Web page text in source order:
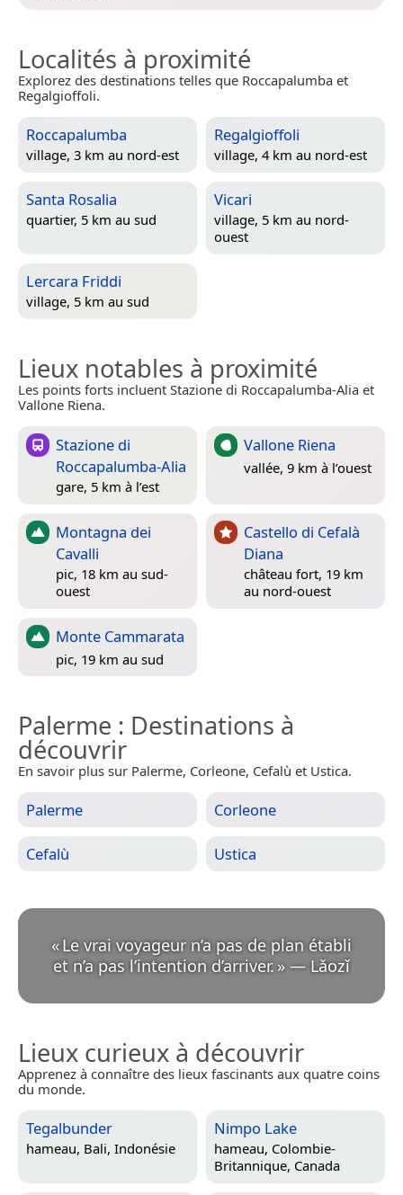
Localités à proximité
Explorez des destinations telles que Roccapalumba et
Regalgioffoli.
Roccapalumba
village, 3 km au nord-est
Regalgioffoli
village, 4 km au nord-est
Santa Rosalia
quartier, 5 km au sud
Vicari
village, 5 km au nord-
ouest
Lercara Friddi
village, 5 km au sud
Lieux notables à proximité
Les points forts incluent Stazione di Roccapalumba-Alia et
Vallone Riena.
Stazione di
Roccapalumba-Alia
gare, 5 km à l’est
Vallone Riena
vallée, 9 km à l’ouest
Montagna dei
Cavalli
pic, 18 km au sud-
ouest
Castello di Cefalà
Diana
château fort, 19 km
au nord-ouest
Monte Cammarata
pic, 19 km au sud
Palerme : Destinations à
découvrir
En savoir plus sur Palerme, Corleone, Cefalù et Ustica.
Palerme Corleone
Cefalù Ustica
«Le vrai voyageur n’a pas de plan établi
et n’a pas l’intention d’arriver. » — Lǎozǐ
Lieux curieux à découvrir
Apprenez à connaître des lieux fascinants aux quatre coins
du monde.
Tegalbunder
hameau, Bali, Indonésie
Nimpo Lake
hameau, Colombie-
Britannique, Canada